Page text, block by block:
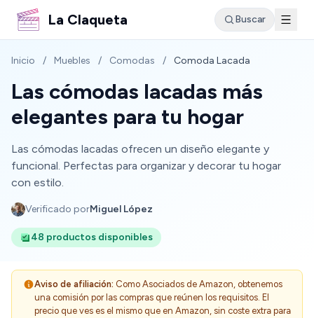
La Claqueta Buscar
Inicio / Muebles / Comodas / Comoda Lacada
Las cómodas lacadas más
elegantes para tu hogar
Las cómodas lacadas ofrecen un diseño elegante y
funcional. Perfectas para organizar y decorar tu hogar
con estilo.
Verificado porMiguel López
48 productos disponibles
Aviso de afiliación: Como Asociados de Amazon, obtenemos
una comisión por las compras que reúnen los requisitos. El
precio que ves es el mismo que en Amazon, sin coste extra para